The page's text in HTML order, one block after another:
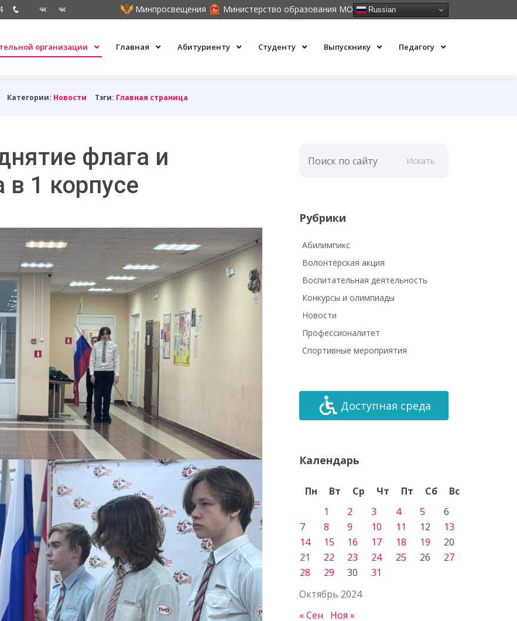
Минпросвещения Министерство образования МО Russian
организации Главная Абитуриенту Студенту Выпускнику Педагогу
Категории: Новости Тэги: Главная страница
флага и
в 1 корпусе
Искать
Рубрики
Абилимпикс
Волонтёрская акция
Воспитательная деятельность
Конкурсы и олимпиады
Новости
Профессионалитет
Спортивные мероприятия
Доступная среда
Календарь
Октябрь 2024
Пн Вт Ср Чт Пт Сб
Вс
1
2 3 4 5
6
7
8 9 10 11 12
13
14
15 16 17 18 19
20
21
22 23 24 25 26
27
28
29 30 31
« Сен Ноя »